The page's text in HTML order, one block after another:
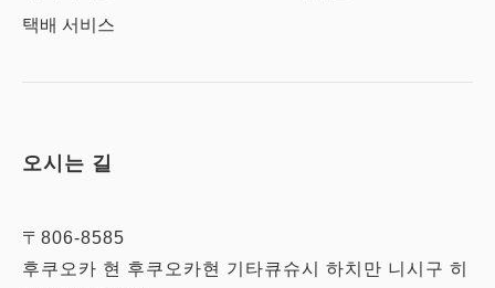
택배 서비스
오시는 길
〒806-8585
후쿠오카 현 후쿠오카현 기타큐슈시 하치만 니시구 히